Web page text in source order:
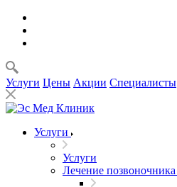
Услуги Цены Акции Специалисты
Услуги
Услуги
Лечение позвоночника